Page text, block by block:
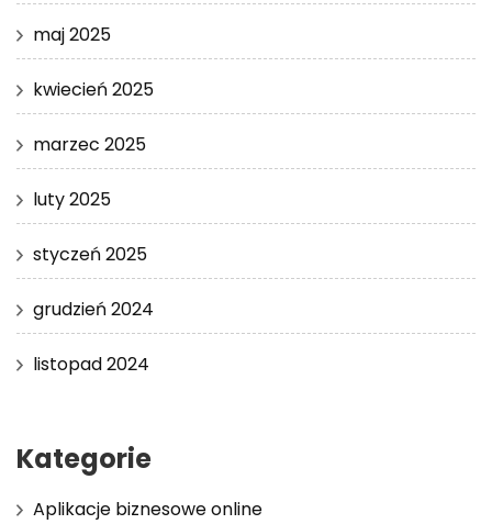
maj 2025
kwiecień 2025
marzec 2025
luty 2025
styczeń 2025
grudzień 2024
listopad 2024
Kategorie
Aplikacje biznesowe online